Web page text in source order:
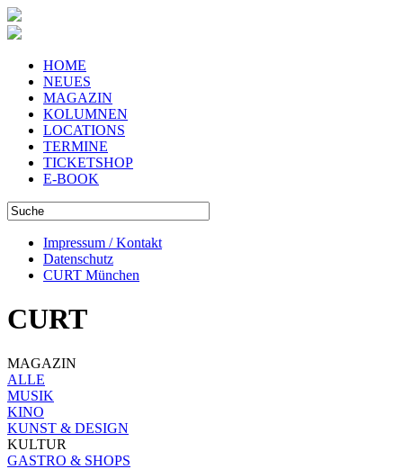
HOME
NEUES
MAGAZIN
KOLUMNEN
LOCATIONS
TERMINE
TICKETSHOP
E-BOOK
Impressum / Kontakt
Datenschutz
CURT München
CURT
MAGAZIN
ALLE
MUSIK
KINO
KUNST & DESIGN
KULTUR
GASTRO & SHOPS